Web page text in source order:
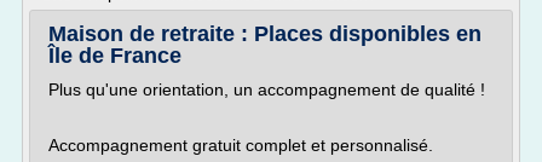
Maison de retraite : Places disponibles en
Île de France
Plus qu'une orientation, un accompagnement de qualité !
Accompagnement gratuit complet et personnalisé.